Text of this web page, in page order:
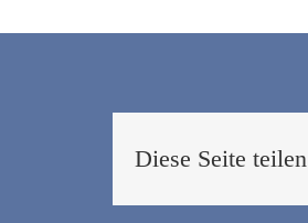
Diese Seite teilen